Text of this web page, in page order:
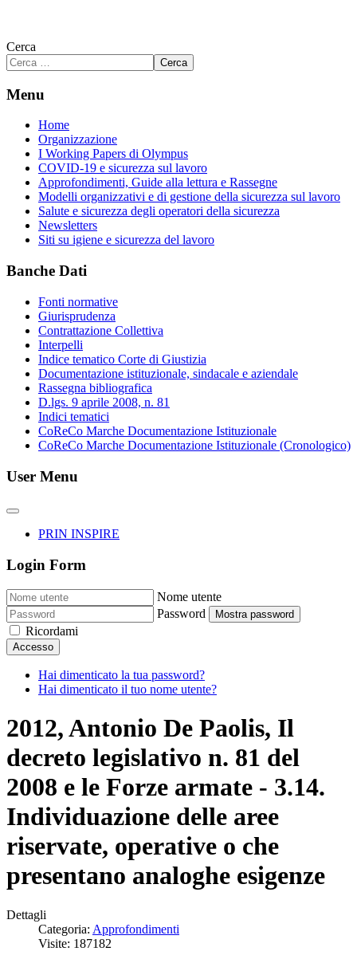
Cerca
Cerca
Menu
Home
Organizzazione
I Working Papers di Olympus
COVID-19 e sicurezza sul lavoro
Approfondimenti, Guide alla lettura e Rassegne
Modelli organizzativi e di gestione della sicurezza sul lavoro
Salute e sicurezza degli operatori della sicurezza
Newsletters
Siti su igiene e sicurezza del lavoro
Banche Dati
Fonti normative
Giurisprudenza
Contrattazione Collettiva
Interpelli
Indice tematico Corte di Giustizia
Documentazione istituzionale, sindacale e aziendale
Rassegna bibliografica
D.lgs. 9 aprile 2008, n. 81
Indici tematici
CoReCo Marche Documentazione Istituzionale
CoReCo Marche Documentazione Istituzionale (Cronologico)
User Menu
PRIN INSPIRE
Login Form
Nome utente
Password
Mostra password
Ricordami
Accesso
Hai dimenticato la tua password?
Hai dimenticato il tuo nome utente?
2012, Antonio De Paolis, Il
decreto legislativo n. 81 del
2008 e le Forze armate - 3.14.
Individuazione delle aree
riservate, operative o che
presentano analoghe esigenze
Dettagli
Categoria: Approfondimenti
Visite: 187182